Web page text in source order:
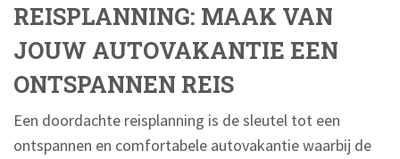
REISPLANNING: MAAK VAN
JOUW AUTOVAKANTIE EEN
ONTSPANNEN REIS
Een doordachte reisplanning is de sleutel tot een
ontspannen en comfortabele autovakantie waarbij de